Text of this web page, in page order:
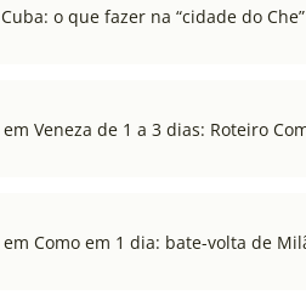
o que fazer na “cidade do Che”
Veneza de 1 a 3 dias: Roteiro
em Como em 1 dia: bate-volta de